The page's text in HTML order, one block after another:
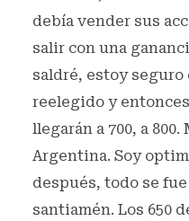
debía vender sus
salir con una
saldré, estoy seguro
reelegido y
llegarán a 700, a
Argentina. Soy
después, todo se
santiamén. Los 650